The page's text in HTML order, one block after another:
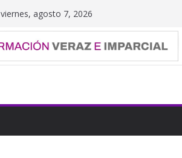
viernes, agosto 7, 2026